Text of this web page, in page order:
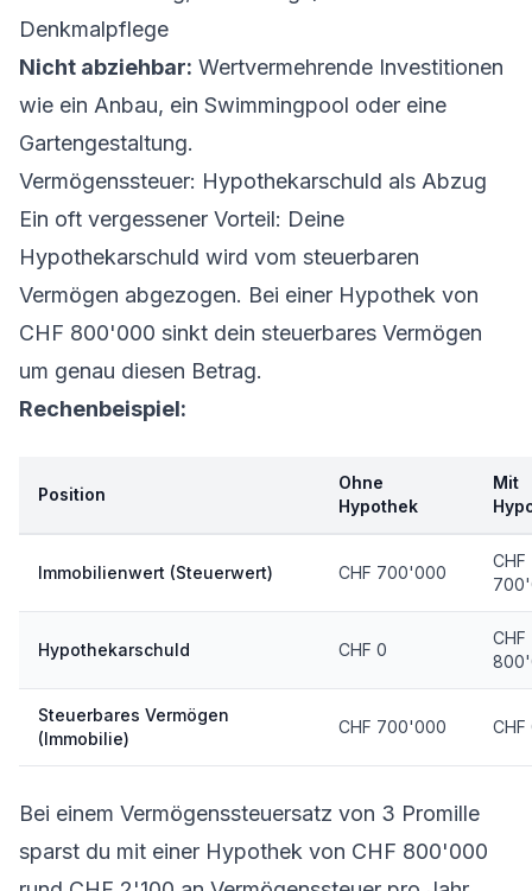
Denkmalpflege
Nicht abziehbar: Wertvermehrende Investitionen
wie ein Anbau, ein Swimmingpool oder eine
Gartengestaltung.
Vermögenssteuer: Hypothekarschuld als Abzug
Ein oft vergessener Vorteil: Deine
Hypothekarschuld wird vom steuerbaren
Vermögen abgezogen. Bei einer Hypothek von
CHF 800'000 sinkt dein steuerbares Vermögen
um genau diesen Betrag.
Rechenbeispiel:
Position
Ohne
Hypothek
Mit
Immobilienwert (Steuerwert) CHF 700'000
CHF
Hypothekarschuld CHF 0
CHF
Steuerbares Vermögen
(Immobilie)
CHF 700'000 CHF
Bei einem Vermögenssteuersatz von 3 Promille
sparst du mit einer Hypothek von CHF 800'000